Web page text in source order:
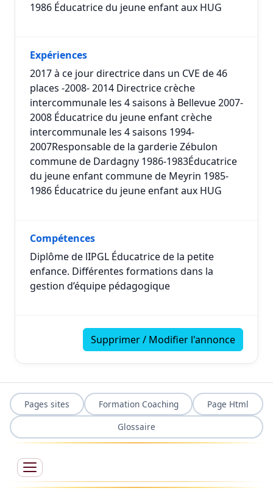
1986 Éducatrice du jeune enfant aux HUG
Expériences
2017 à ce jour directrice dans un CVE de 46
places -2008- 2014 Directrice crèche
intercommunale les 4 saisons à Bellevue 2007-
2008 Éducatrice du jeune enfant crèche
intercommunale les 4 saisons 1994-
2007Responsable de la garderie Zébulon
commune de Dardagny 1986-1983Éducatrice
du jeune enfant commune de Meyrin 1985-
1986 Éducatrice du jeune enfant aux HUG
Compétences
Diplôme de lIPGL Éducatrice de la petite
enfance. Différentes formations dans la
gestion d’équipe pédagogique
Supprimer / Modifier l'annonce
Pages sites Formation Coaching
Page Html
Glossaire